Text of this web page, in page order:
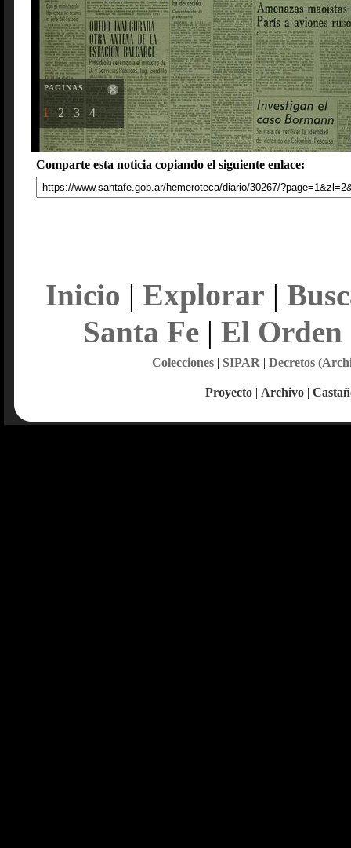
PAGINAS
1 2 3 4
Comparte esta noticia copiando el siguiente enlace:
Inicio | Explorar |
Santa Fe| El Orden
Colecciones| SIPAR | Decretos
Proyecto | Archivo |